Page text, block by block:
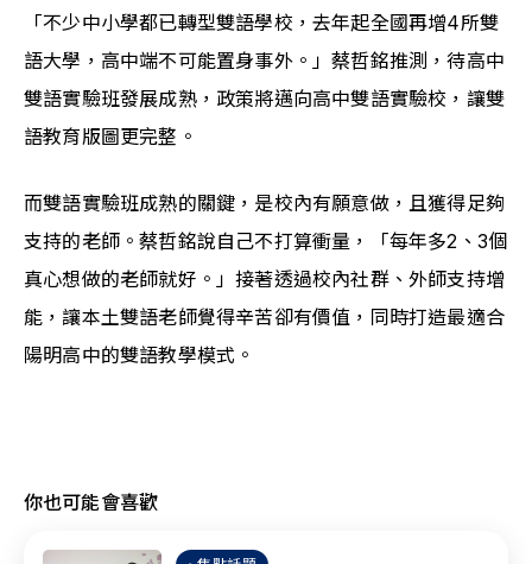
「不少中小學都已轉型雙語學校，去年起全國再增4所雙
語大學，高中端不可能置身事外。」蔡哲銘推測，待高中
雙語實驗班發展成熟，政策將邁向高中雙語實驗校，讓雙
語教育版圖更完整。
而雙語實驗班成熟的關鍵，是校內有願意做，且獲得足夠
支持的老師。蔡哲銘說自己不打算衝量，「每年多2、3個
真心想做的老師就好。」接著透過校內社群、外師支持增
能，讓本土雙語老師覺得辛苦卻有價值，同時打造最適合
陽明高中的雙語教學模式。
你也可能會喜歡